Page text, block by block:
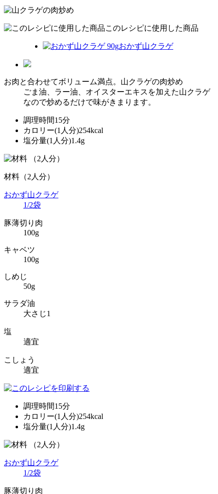
このレシピに使用した商品
おかず山クラゲ
お肉と合わせてボリューム満点。 山クラゲの肉炒め
ごま油、ラー油、オイスターエキスを加えた山クラゲ
なので炒めるだけで味がきまります。
調理時間15分
カロリー(1人分)254kcal
塩分量(1人分)1.4g
（2人分）
材料（2人分）
おかず山クラゲ
1/2袋
豚薄切り肉
100g
キャベツ
100g
しめじ
50g
サラダ油
大さじ1
塩
適宜
こしょう
適宜
調理時間15分
カロリー(1人分)254kcal
塩分量(1人分)1.4g
（2人分）
おかず山クラゲ
1/2袋
豚薄切り肉